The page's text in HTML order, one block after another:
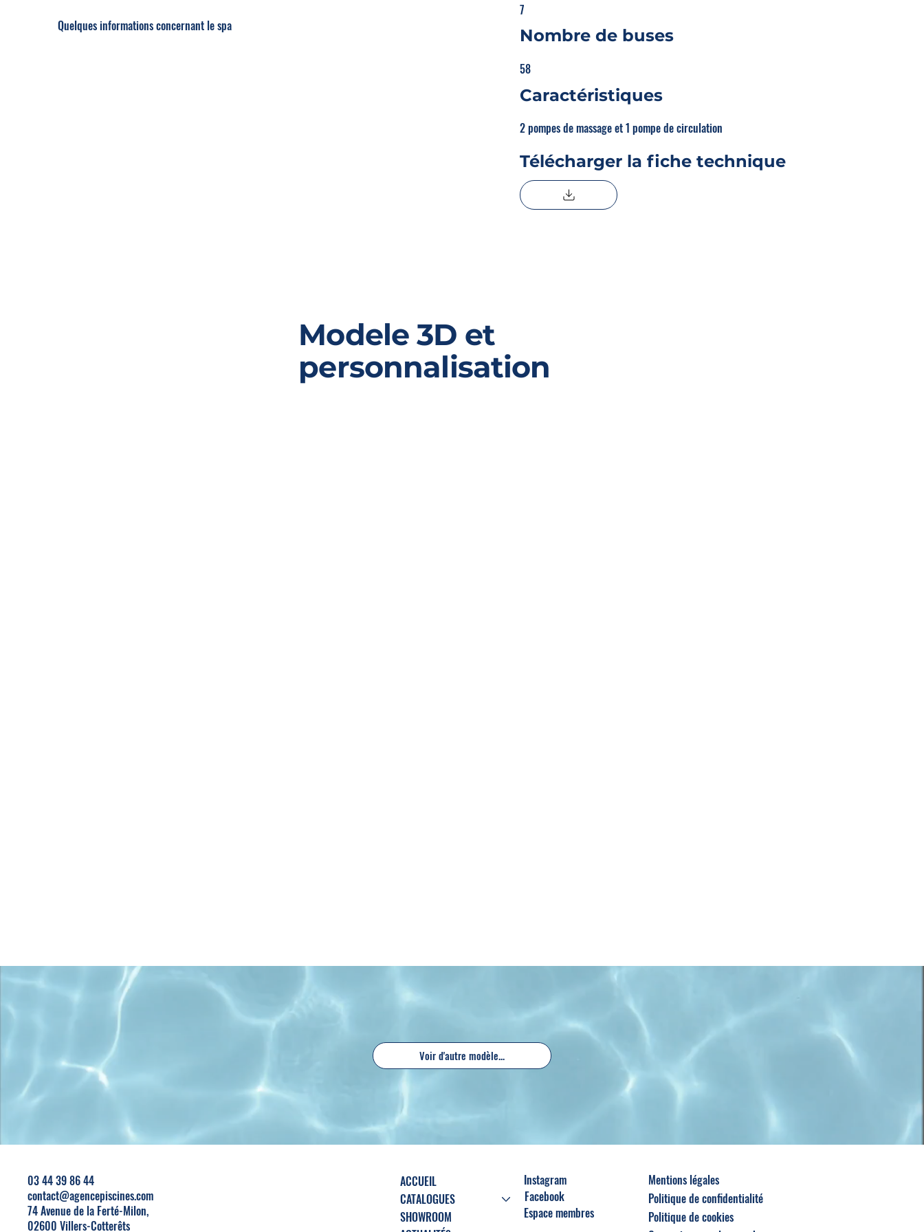
7
Nombre de buses
58
Caractéristiques
2 pompes de massage et 1 pompe de circulation
Télécharger la fiche technique
Quelques informations concernant le spa
Modele 3D et
personnalisation
Voir d'autre modèle...
03 44 39 86 44
contact@agencepiscines.com
74 Avenue de la Ferté-Milon,
02600 Villers-Cotterêts
ACCUEIL
CATALOGUES
SHOWROOM
Instagram
Facebook
Espace membres
Mentions légales
Politique de confidentialité
Politique de cookies